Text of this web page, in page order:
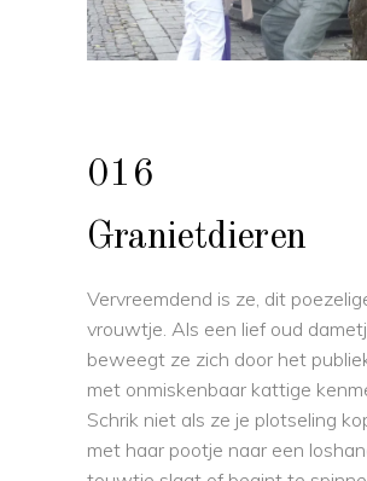
016
Granietdieren
Vervreemdend is ze, dit
vrouwtje. Als een lief oud
beweegt ze zich door het
met onmiskenbaar kattige
Schrik niet als ze je plotseling
met haar pootje naar een